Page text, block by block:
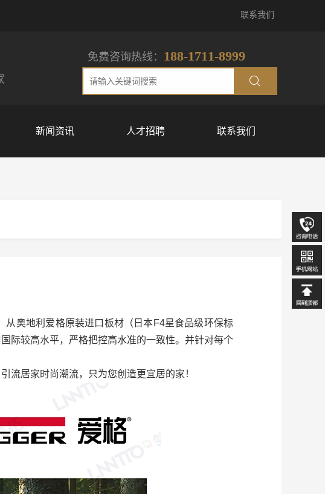
新闻资讯 人才招聘 联系我们
免费咨询热线： 188-1711-8999
联系我们
奥地利爱格原装进口板材（日本F4星食品级环保标
际较高水平，严格把控高水准的一致性。并针对每个
居家时尚潮流，只为您创造更宜居的家！